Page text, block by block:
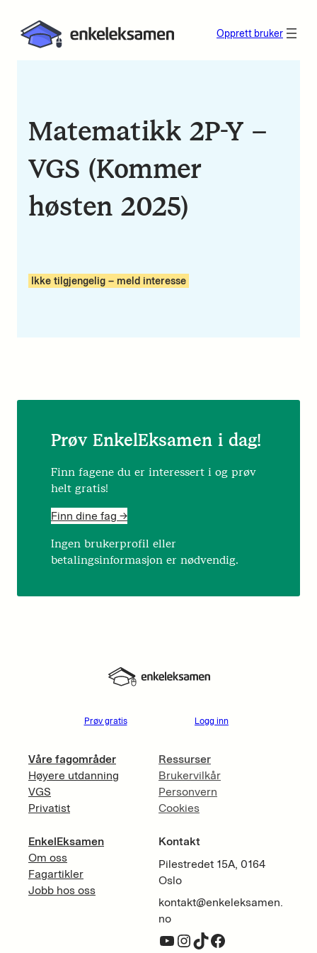
Opprett bruker
Matematikk 2P-Y –
VGS (Kommer
høsten 2025)
Ikke tilgjengelig – meld interesse
Prøv EnkelEksamen i dag!
Finn fagene du er interessert i og prøv
helt gratis!
Finn dine fag ->
Ingen brukerprofil eller
betalingsinformasjon er nødvendig.
Prøv gratis Logg inn
Våre fagområder
Høyere utdanning
VGS
Privatist
EnkelEksamen
Om oss
Fagartikler
Jobb hos oss
Ressurser
Brukervilkår
Personvern
Cookies
Kontakt
Pilestredet 15A, 0164
Oslo
kontakt@enkeleksamen.
no
YouTube InstagramTikTok Facebook